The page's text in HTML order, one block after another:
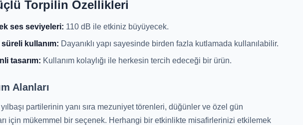
Torpilin Özellikleri
ses seviyeleri: 110 dB ile etkiniz büyüyecek.
kullanım: Dayanıklı yapı sayesinde birden fazla kutlamada kullanılabilir.
tasarım: Kullanım kolaylığı ile herkesin tercih edeceği bir ürün.
Alanları
partilerinin yanı sıra mezuniyet törenleri, düğünler ve özel gün
için mükemmel bir seçenek. Herhangi bir etkinlikte misafirlerinizi etkilemek